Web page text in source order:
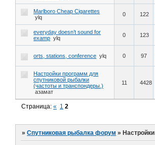
Marlboro Cheap Cigarettes
ylq
0 122
everyday doesn’t sound for
examp ylq 0 123
orts, stations, conference ylq 0 97
Настройки программ для
спутниковой рыбалки
(частоты и транспондеры.)
азамат
11 4428
Страница:« 1 2
»Спутниковая рыбалка форум » Настройки